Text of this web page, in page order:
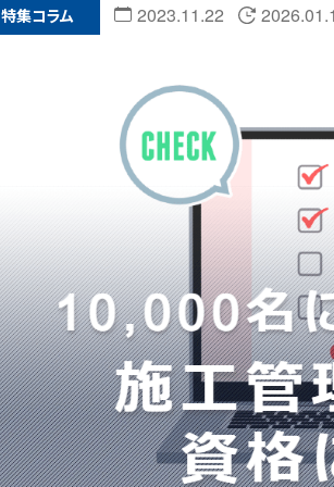
特集コラム 2023.11.22